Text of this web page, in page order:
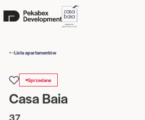
Lista apartamentów
Sprzedane
Casa Baia
37